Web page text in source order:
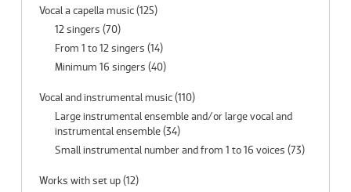
Vocal a capella music(125)
12 singers (70)
From 1 to 12 singers (14)
Minimum 16 singers (40)
Vocal and instrumental music(110)
Large instrumental ensemble and/or large vocal and
instrumental ensemble(34)
Small instrumental number and from 1 to 16 voices (73)
Works with set up(12)